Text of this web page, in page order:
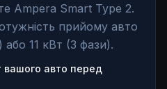
Ampera Smart Type 2.
прийому авто
11 кВт (3 фази).
вашого авто перед